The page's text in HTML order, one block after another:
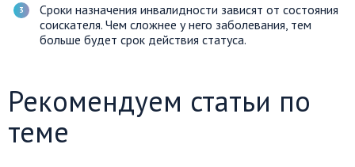
Сроки назначения инвалидности зависят от состояния
соискателя. Чем сложнее у него заболевания, тем
больше будет срок действия статуса.
Рекомендуем статьи по
теме